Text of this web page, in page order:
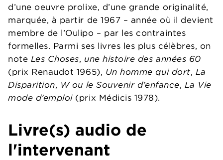
d’une oeuvre prolixe, d’une grande originalité,
marquée, à partir de 1967 – année où il devient
membre de l’Oulipo – par les contraintes
formelles. Parmi ses livres les plus célèbres, on
note Les Choses, une histoire des années 60
(prix Renaudot 1965), Un homme qui dort, La
Disparition, W ou le Souvenir d’enfance, La Vie
mode d’emploi (prix Médicis 1978).
Livre(s) audio de
l'intervenant